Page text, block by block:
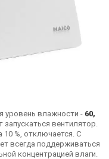
уровень влажности - 60,
вентилятор.
10 %, отключается. С
всегда поддерживаться
концентрацией влаги.